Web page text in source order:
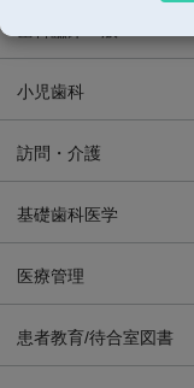
小児歯科
訪問・介護
基礎歯科医学
医療管理
患者教育/待合室図書